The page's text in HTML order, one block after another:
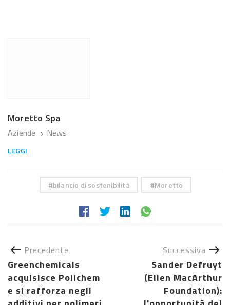
Moretto Spa
Aziende ❯ News
LEGGI
bilancio di sostenibilità Moretto
Precedente
Greenchemicals
acquisisce Polichem
e si rafforza negli
Successiva
Sander Defruyt
(Ellen MacArthur
Foundation):